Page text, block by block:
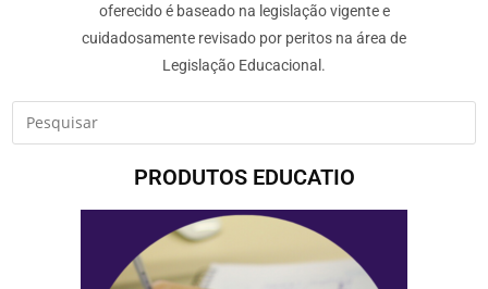
oferecido é baseado na legislação vigente e
cuidadosamente revisado por peritos na área de
Legislação Educacional.
PRODUTOS EDUCATIO